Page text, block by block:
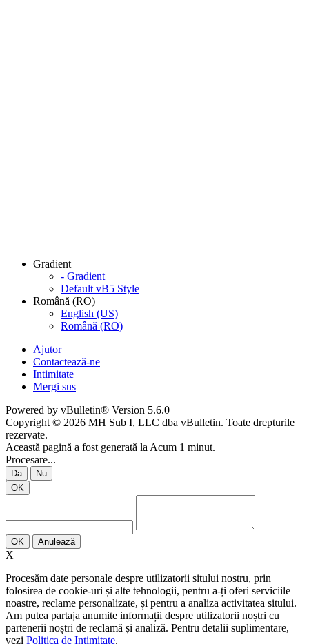
Gradient
- Gradient
Default vB5 Style
Română (RO)
English (US)
Română (RO)
Ajutor
Contactează-ne
Intimitate
Mergi sus
Powered by vBulletin® Version 5.6.0
Copyright © 2026 MH Sub I, LLC dba vBulletin. Toate drepturile
rezervate.
Această pagină a fost generată la Acum 1 minut.
Procesare...
Da
Nu
OK
OK Anulează
X
Procesăm date personale despre utilizatorii sitului nostru, prin
folosirea de cookie-uri și alte tehnologii, pentru a-ți oferi serviciile
noastre, reclame personalizate, și pentru a analiza activitatea sitului.
Am putea partaja anumite informații despre utilizatorii noștri cu
partenerii noștri de reclamă și analiză. Pentru detalii suplimentare,
vezi Politica de Intimitate.